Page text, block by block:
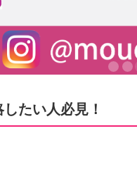
たい人必見！